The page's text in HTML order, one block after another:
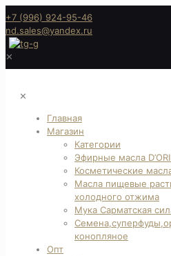
+7 (996) 924-95-46
nd.sales@yandex.ru
✕
✕
Главная
Магазин
Категории
Эфирные масла
Косметические масла
Масла пищевые
холодного отжима
Мука Сарматская
конопляное
Опт